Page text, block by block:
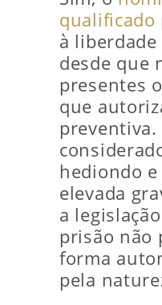
qualificado
à
desde que
presentes
que
preventiva.
hediondo
elevada
a
prisão não
forma
pela